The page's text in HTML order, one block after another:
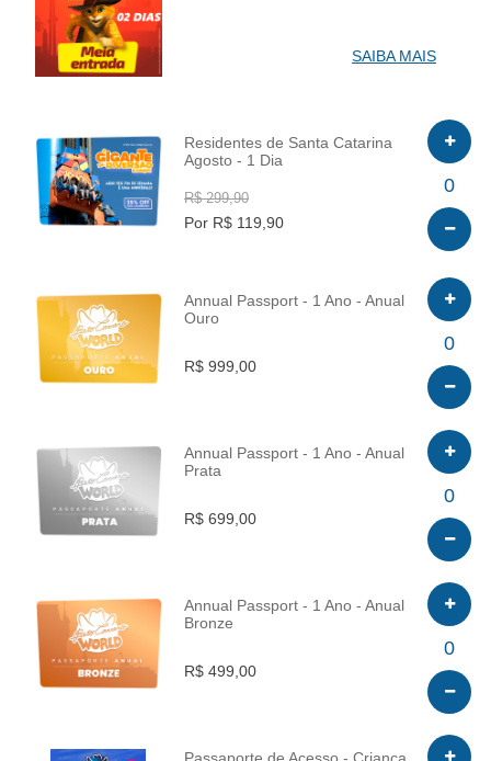
INFO
SAIBA MAIS
INFO
Residentes de Santa Catarina
Agosto - 1 Dia
R$ 299,90
Por R$ 119,90
0
INFO
Annual Passport - 1 Ano - Anual
Ouro
R$ 999,00
0
INFO
Annual Passport - 1 Ano - Anual
Prata
R$ 699,00
0
INFO
Annual Passport - 1 Ano - Anual
Bronze
R$ 499,00
0